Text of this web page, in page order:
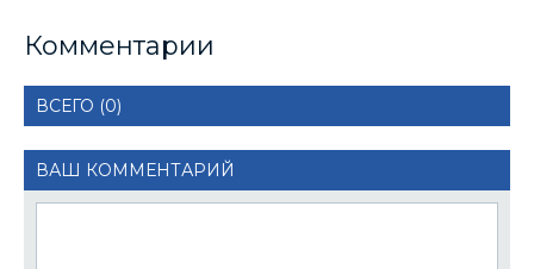
Комментарии
ВСЕГО (0)
ВАШ КОММЕНТАРИЙ